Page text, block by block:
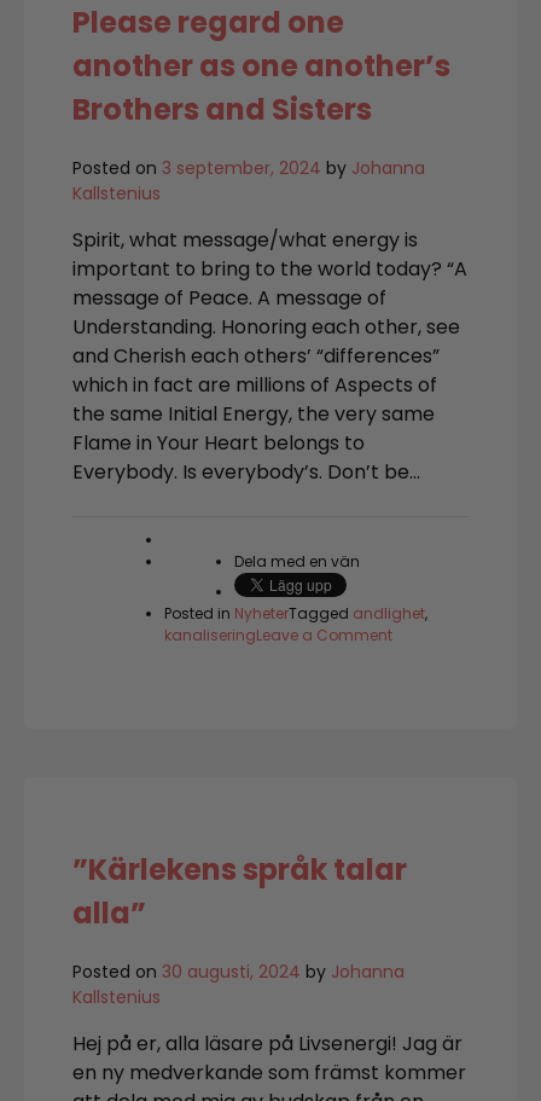
Please regard one
another as one another’s
Brothers and Sisters
Posted on 3 september, 2024 by Johanna
Kallstenius
Spirit, what message/what energy is
important to bring to the world today? “A
message of Peace. A message of
Understanding. Honoring each other, see
and Cherish each others’ “differences”
which in fact are millions of Aspects of
the same Initial Energy, the very same
Flame in Your Heart belongs to
Everybody. Is everybody’s. Don’t be…
Dela med en vän
Posted in NyheterTagged andlighet,
kanaliseringLeave a Commenton
”Kärlekens språk talar
alla”
Posted on 30 augusti, 2024 by Johanna
Kallstenius
Hej på er, alla läsare på Livsenergi! Jag är
en ny medverkande som främst kommer